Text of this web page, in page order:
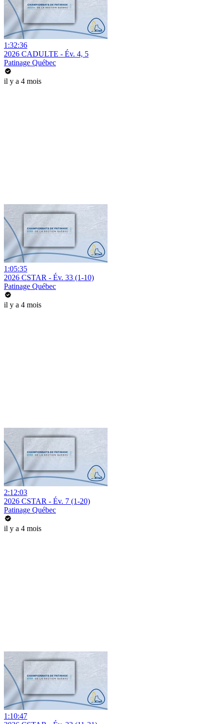
1:32:36
2026 CADULTE - Év. 4, 5
Patinage Québec
il y a 4 mois
1:05:35
2026 CSTAR - Év. 33 (1-10)
Patinage Québec
il y a 4 mois
2:12:03
2026 CSTAR - Év. 7 (1-20)
Patinage Québec
il y a 4 mois
1:10:47